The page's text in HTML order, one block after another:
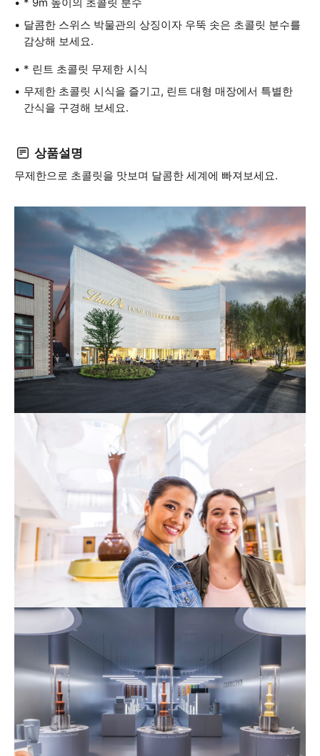
달콤한 스위스 박물관의 상징이자 우뚝 솟은 초콜릿 분수를
감상해 보세요.
* 린트 초콜릿 무제한 시식
무제한 초콜릿 시식을 즐기고, 린트 대형 매장에서 특별한
간식을 구경해 보세요.
상품설명
무제한으로 초콜릿을 맛보며 달콤한 세계에 빠져보세요.